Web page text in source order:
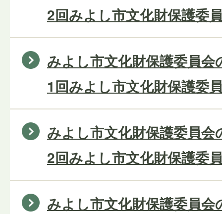
2回みよし市文化財保護委
みよし市文化財保護委員会
1回みよし市文化財保護委
みよし市文化財保護委員会
2回みよし市文化財保護委
みよし市文化財保護委員会